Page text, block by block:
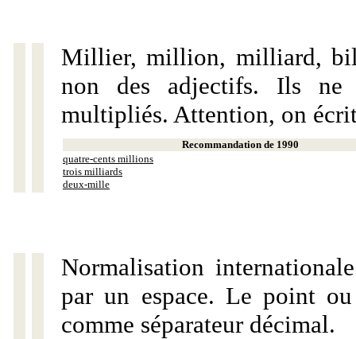
Millier, million, milliard,
non des adjectifs. Ils ne
multipliés. Attention, on
Recommandation de 1990
quatre-cents millions
trois milliards
deux-mille
Normalisation
par un espace. Le point
comme séparateur décimal.